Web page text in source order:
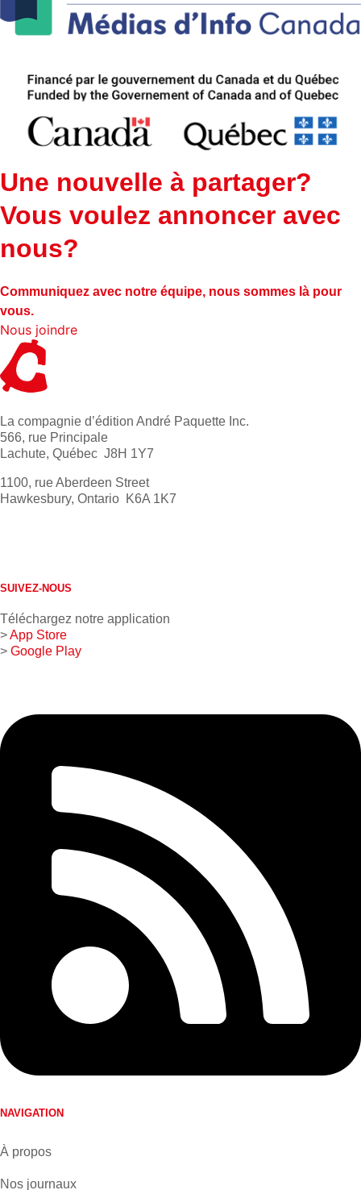
Une nouvelle à partager?
Vous voulez annoncer avec
nous?
Communiquez avec notre équipe, nous sommes là pour
vous.
Nous joindre
La compagnie d’édition André Paquette Inc.
566, rue Principale
Lachute, Québec J8H 1Y7
1100, rue Aberdeen Street
Hawkesbury, Ontario K6A 1K7
SUIVEZ-NOUS
Téléchargez notre application
>App Store
> Google Play
NAVIGATION
À propos
Nos journaux